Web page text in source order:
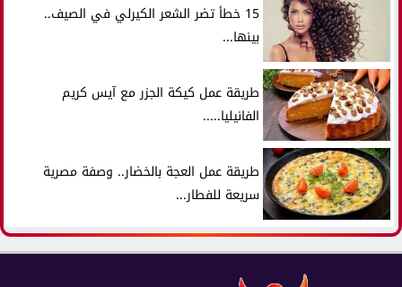
15 خطأ تضر الشعر الكيرلي في الصيف..
بينها...
طريقة عمل كيكة الجزر مع آيس كريم
الفانيليا.....
طريقة عمل العجة بالخضار.. وصفة مصرية
سريعة للفطار...